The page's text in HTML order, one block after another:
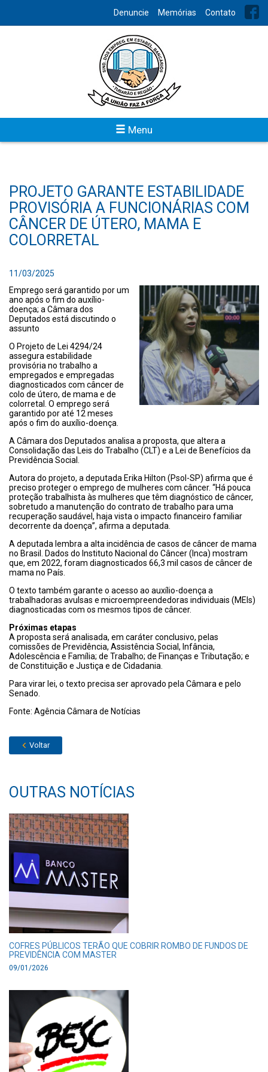
Denuncie Memórias Contato
Menu
PROJETO GARANTE ESTABILIDADE
PROVISÓRIA A FUNCIONÁRIAS COM
CÂNCER DE ÚTERO, MAMA E
COLORRETAL
11/03/2025
Emprego será garantido por um
ano após o fim do auxílio-
doença; a Câmara dos
Deputados está discutindo o
assunto
O Projeto de Lei 4294/24
assegura estabilidade
provisória no trabalho a
empregados e empregadas
diagnosticados com câncer de
colo de útero, de mama e de
colorretal. O emprego será
garantido por até 12 meses
após o fim do auxílio-doença.
A Câmara dos Deputados analisa a proposta, que altera a
Consolidação das Leis do Trabalho (CLT) e a Lei de Benefícios da
Previdência Social.
Autora do projeto, a deputada Erika Hilton (Psol-SP) afirma que é
preciso proteger o emprego de mulheres com câncer. “Há pouca
proteção trabalhista às mulheres que têm diagnóstico de câncer,
sobretudo a manutenção do contrato de trabalho para uma
recuperação saudável, haja vista o impacto financeiro familiar
decorrente da doença”, afirma a deputada.
A deputada lembra a alta incidência de casos de câncer de mama
no Brasil. Dados do Instituto Nacional do Câncer (Inca) mostram
que, em 2022, foram diagnosticados 66,3 mil casos de câncer de
mama no País.
O texto também garante o acesso ao auxílio-doença a
trabalhadoras avulsas e microempreendedoras individuais (MEIs)
diagnosticadas com os mesmos tipos de câncer.
Próximas etapas
A proposta será analisada, em caráter conclusivo, pelas
comissões de Previdência, Assistência Social, Infância,
Adolescência e Família; de Trabalho; de Finanças e Tributação; e
de Constituição e Justiça e de Cidadania.
Para virar lei, o texto precisa ser aprovado pela Câmara e pelo
Senado.
Fonte: Agência Câmara de Notícias
Voltar
OUTRAS NOTÍCIAS
COFRES PÚBLICOS TERÃO QUE COBRIR ROMBO DE FUNDOS DE
PREVIDÊNCIA COM MASTER
09/01/2026